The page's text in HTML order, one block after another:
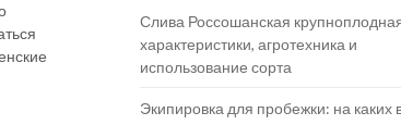
Слива Россошанская
характеристики, агротехника и
использование сорта
Экипировка для пробежки: на каких